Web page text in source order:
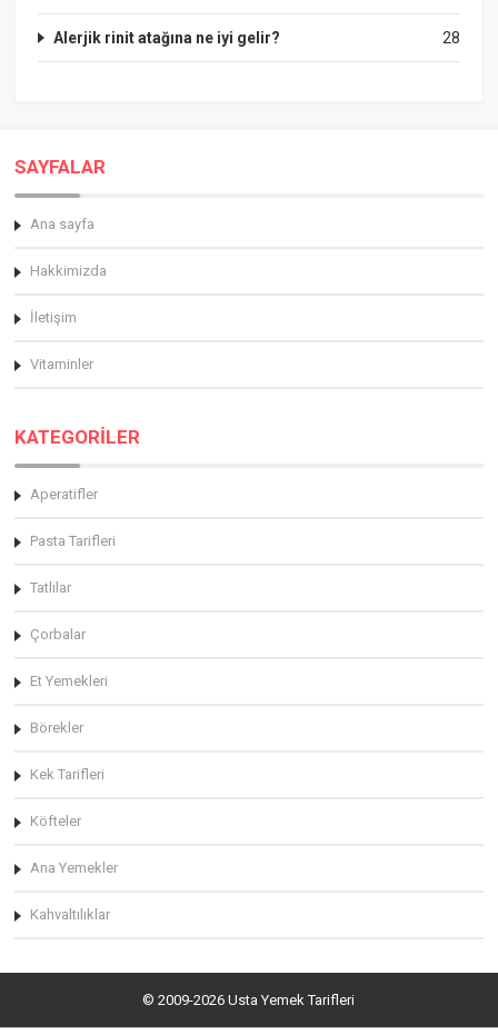
28
Alerjik rinit atağına ne iyi gelir?
SAYFALAR
Ana sayfa
Hakkimizda
İletişim
Vitaminler
KATEGORİLER
Aperatifler
Pasta Tarifleri
Tatlılar
Çorbalar
Et Yemekleri
Börekler
Kek Tarifleri
Köfteler
Ana Yemekler
Kahvaltılıklar
© 2009-2026 Usta Yemek Tarifleri